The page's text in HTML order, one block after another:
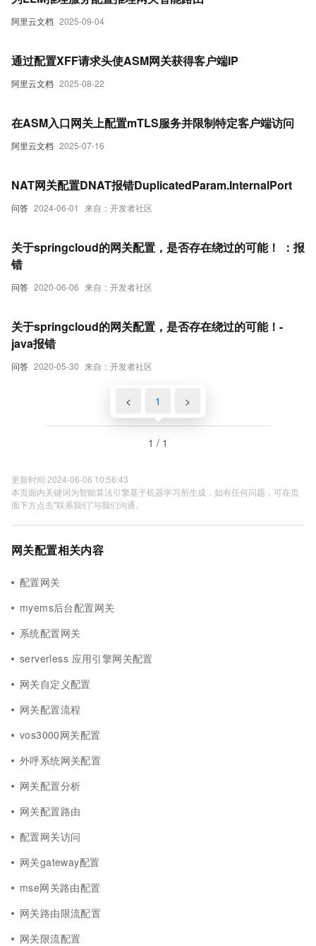
阿里云文档 2025-09-04
阿里云文档 2025-08-22
通过配置XFF请求头使ASM网关获得客户端IP
阿里云文档 2025-07-16
在ASM入口网关上配置mTLS服务并限制特定客户端访问
问答 2024-06-01 来自：开发者社区
NAT网关配置DNAT报错DuplicatedParam.InternalPort
问答 2020-06-06 来自：开发者社区
关于springcloud的网关配置，是否存在绕过的可能！ ：报
错
问答 2020-05-30 来自：开发者社区
关于springcloud的网关配置，是否存在绕过的可能！-
java报错
< 1 >
1 / 1
更新时间 2024-06-06 10:56:43
本页面内关键词为智能算法引擎基于机器学习所生成，如有任何问题，可在页
面下方点击"联系我们"与我们沟通。
网关配置相关内容
配置网关
myems后台配置网关
系统配置网关
serverless 应用引擎网关配置
网关自定义配置
网关配置流程
vos3000网关配置
外呼系统网关配置
网关配置分析
网关配置路由
配置网关访问
网关gateway配置
mse网关路由配置
网关路由限流配置
网关限流配置